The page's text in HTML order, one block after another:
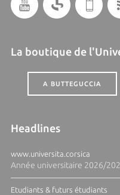
La boutique de
A BUTTEGUCCIA
Headlines
www.universita.corsica
Année universitaire 2026/
Etudiants & futurs étudiants